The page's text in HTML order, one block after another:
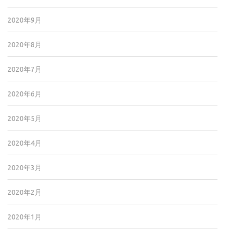
2020年9月
2020年8月
2020年7月
2020年6月
2020年5月
2020年4月
2020年3月
2020年2月
2020年1月